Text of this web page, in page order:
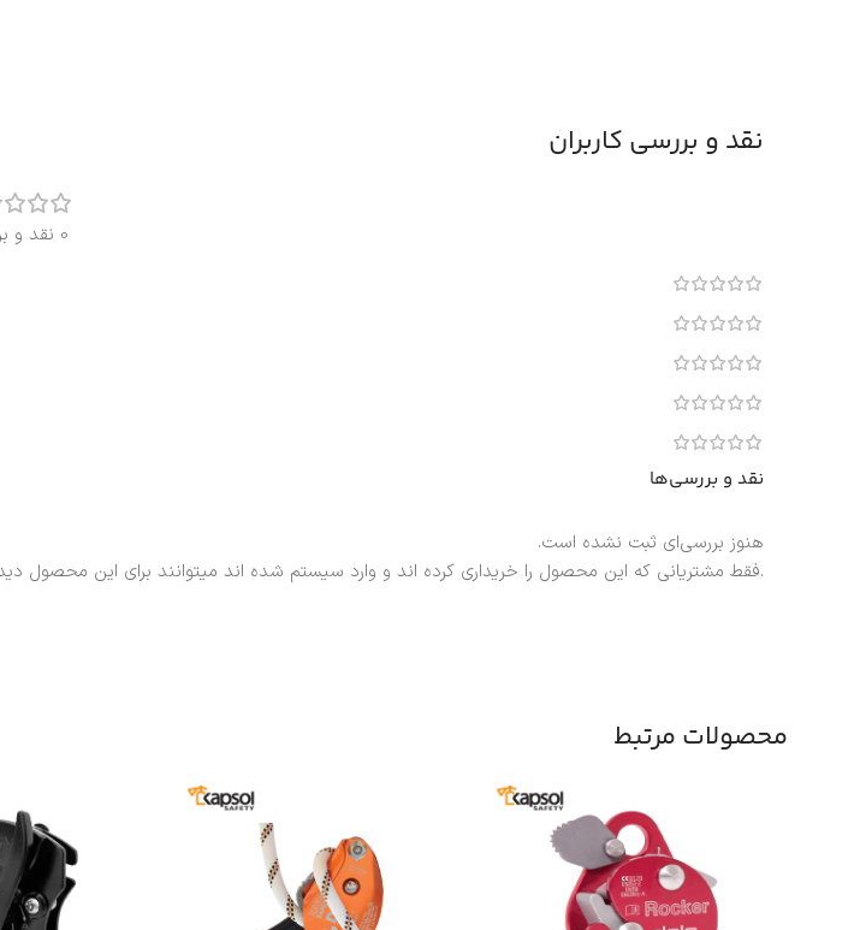
نقد و بررسی کاربران
0 نقد و بررسی
نقد و بررسی‌ها
هنوز بررسی‌ای ثبت نشده است.
.فقط مشتریانی که این محصول را خریداری کرده اند و وارد سیستم شده اند میتوانند برای این محصول
محصولات مرتبط